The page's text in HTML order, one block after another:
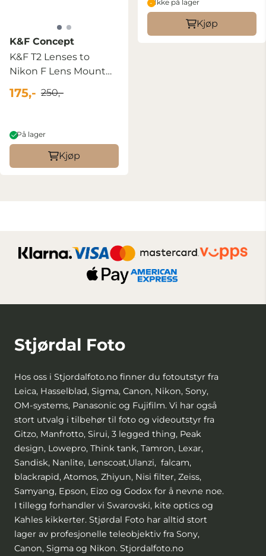
K&F Concept
K&F T2 Lenses to
Nikon F Lens Mount
175,- 250,-
På lager
Kjøp
Ikke på lager
Kjøp
Stjørdal Foto
Hos oss i Stjordalfoto.no finner du fotoutstyr fra
Leica, Hasselblad, Sigma, Canon, Nikon, Sony,
OM-systems, Panasonic og Fujifilm. Vi har også
stort utvalg i tilbehør til foto og videoutstyr fra
Gitzo, Manfrotto, Sirui, 3 legged thing, Peak
design, Lowepro, Think tank, Tamron, Lexar,
Sandisk, Nanlite, Lenscoat,Ulanzi, falcam,
blackrapid, Atomos, Zhiyun, Nisi filter, Zeiss,
Samyang, Epson, Eizo og Godox for å nevne noe.
I tillegg forhandler vi Swarovski, kite optics og
Kahles kikkerter. Stjørdal Foto har alltid stort
lager av profesjonelle teleobjektiv fra Sony,
Canon, Sigma og Nikon. Stjordalfoto.no